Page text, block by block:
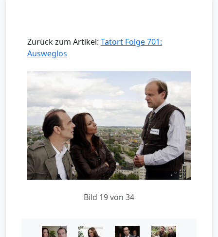
Zurück zum Artikel: Tatort Folge 701:
Ausweglos
Bild 19 von 34